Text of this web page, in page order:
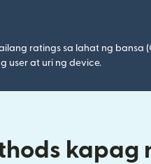
ratings sa lahat ng bansa
user at uri ng device.
kapag